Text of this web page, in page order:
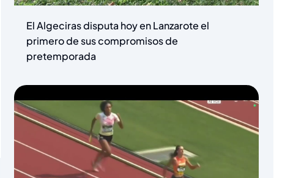
El Algeciras disputa hoy en Lanzarote el
primero de sus compromisos de
pretemporada